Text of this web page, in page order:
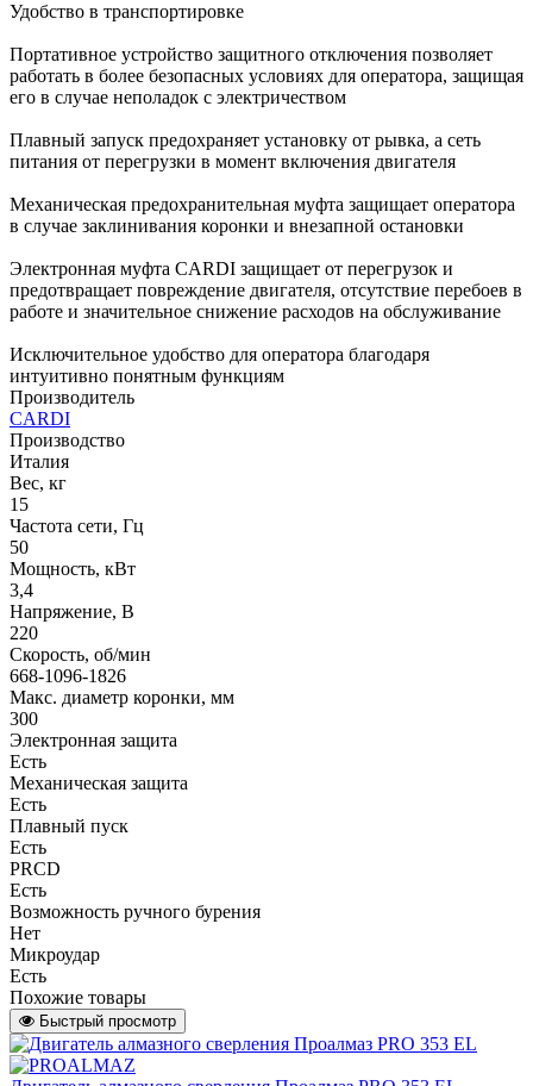
Удобство в транспортировке
Портативное устройство защитного отключения позволяет
работать в более безопасных условиях для оператора, защищая
его в случае неполадок с электричеством
Плавный запуск предохраняет установку от рывка, а сеть
питания от перегрузки в момент включения двигателя
Механическая предохранительная муфта защищает оператора
в случае заклинивания коронки и внезапной остановки
Электронная муфта CARDI защищает от перегрузок и
предотвращает повреждение двигателя, отсутствие перебоев в
работе и значительное снижение расходов на обслуживание
Исключительное удобство для оператора благодаря
интуитивно понятным функциям
Производитель
CARDI
Производство
Италия
Вес, кг
15
Частота сети, Гц
50
Мощность, кВт
3,4
Напряжение, В
220
Скорость, об/мин
668-1096-1826
Макс. диаметр коронки, мм
300
Электронная защита
Есть
Механическая защита
Есть
Плавный пуск
Есть
PRCD
Есть
Возможность ручного бурения
Нет
Микроудар
Есть
Похожие товары
Быстрый просмотр